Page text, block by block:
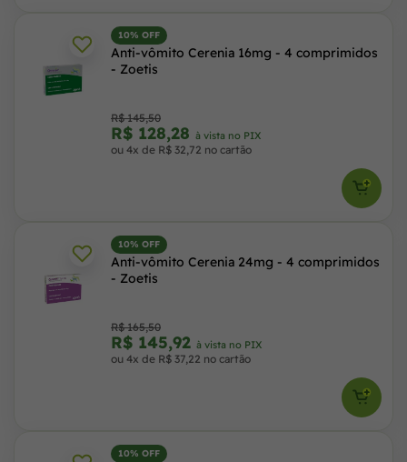
10% OFF
Anti-vômito Cerenia 16mg - 4 comprimidos
- Zoetis
R$ 145,50
R$ 128,28 à vista no PIX
ou 4x de R$ 32,72 no cartão
10% OFF
Anti-vômito Cerenia 24mg - 4 comprimidos
- Zoetis
R$ 165,50
R$ 145,92 à vista no PIX
ou 4x de R$ 37,22 no cartão
10% OFF